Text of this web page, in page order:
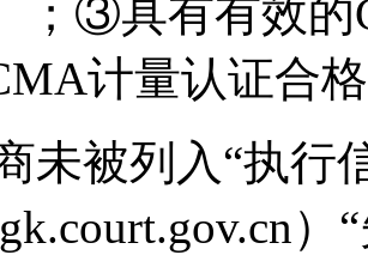
；③具有有效的
计量认证合
未被列入“执行